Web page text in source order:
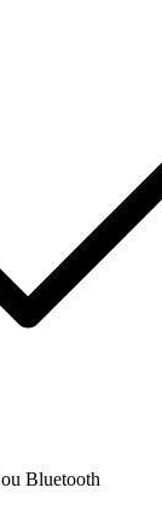
Bluetooth